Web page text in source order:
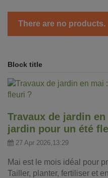
There are no products.
Block title
Travaux de jardin
jardin pour un été
27 Apr 2026,13:29
Mai est le mois idéal pour
Tailler, planter, fertiliser et